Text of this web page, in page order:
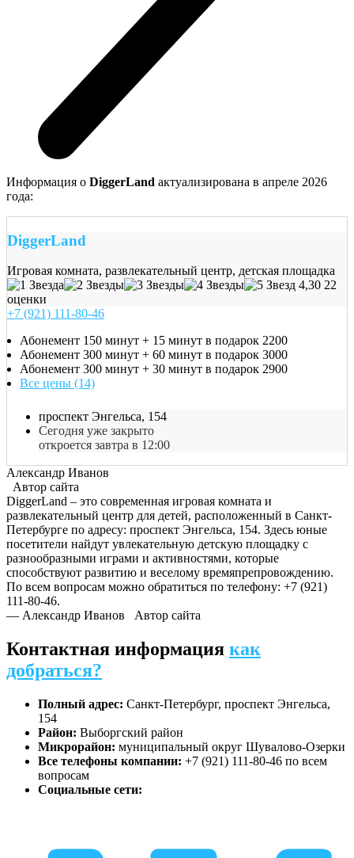
Информация о DiggerLand актуализирована в апреле 2026
года:
DiggerLand
Игровая комната, развлекательный центр, детская площадка
4,30 22
оценки
+7 (921) 111-80-46
Абонемент 150 минут + 15 минут в подарок 2200
Абонемент 300 минут + 60 минут в подарок 3000
Абонемент 300 минут + 30 минут в подарок 2900
Все цены (14)
проспект Энгельса, 154
Сегодня уже закрыто
откроется завтра в 12:00
Александр Иванов
Автор сайта
DiggerLand – это современная игровая комната и
развлекательный центр для детей, расположенный в Санкт-
Петербурге по адресу: проспект Энгельса, 154. Здесь юные
посетители найдут увлекательную детскую площадку с
разнообразными играми и активностями, которые
способствуют развитию и веселому времяпрепровождению.
По всем вопросам можно обратиться по телефону: +7 (921)
111-80-46.
— Александр Иванов Автор сайта
Контактная информация как
добраться?
Полный адрес: Санкт-Петербург, проспект Энгельса,
154
Район: Выборгский район
Микрорайон: муниципальный округ Шувалово-Озерки
Все телефоны компании: +7 (921) 111-80-46 по всем
вопросам
Социальные сети: